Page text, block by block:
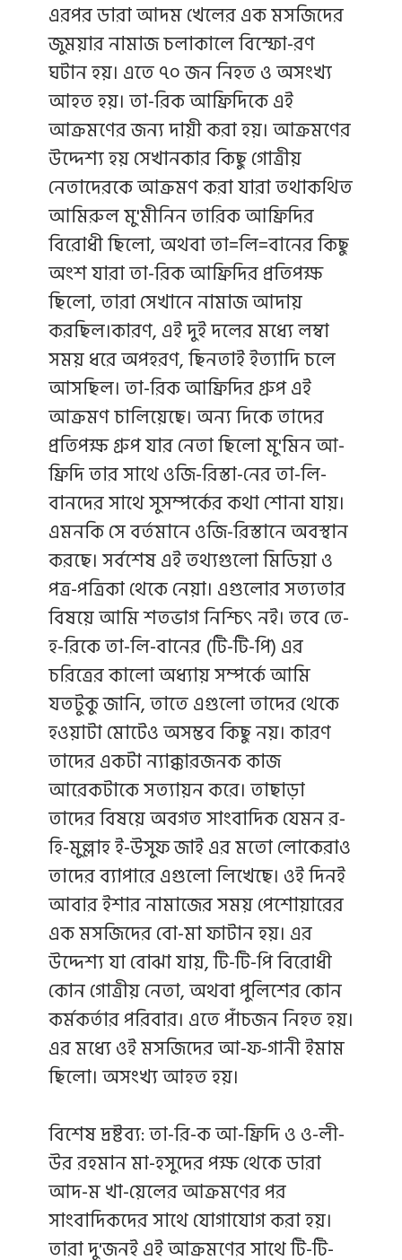
এরপর ডারা আদম খেলের এক মসজিদের
জুময়ার নামাজ চলাকালে বিস্ফো-রণ
ঘটান হয়। এতে ৭০ জন নিহত ও অসংখ্য
আহত হয়। তা-রিক আফ্রিদিকে এই
আক্রমণের জন্য দায়ী করা হয়। আক্রমণের
উদ্দেশ্য হয় সেখানকার কিছু গোত্রীয়
নেতাদেরকে আক্রমণ করা যারা তথাকথিত
আমিরুল মু'মীনিন তারিক আফ্রিদির
বিরোধী ছিলো, অথবা তা=লি=বানের কিছু
অংশ যারা তা-রিক আফ্রিদির প্রতিপক্ষ
ছিলো, তারা সেখানে নামাজ আদায়
করছিল।কারণ, এই দুই দলের মধ্যে লম্বা
সময় ধরে অপহরণ, ছিনতাই ইত্যাদি চলে
আসছিল। তা-রিক আফ্রিদির গ্রুপ এই
আক্রমণ চালিয়েছে। অন্য দিকে তাদের
প্রতিপক্ষ গ্রুপ যার নেতা ছিলো মু'মিন আ-
ফ্রিদি তার সাথে ওজি-রিস্তা-নের তা-লি-
বানদের সাথে সুসম্পর্কের কথা শোনা যায়।
এমনকি সে বর্তমানে ওজি-রিস্তানে অবস্থান
করছে। সর্বশেষ এই তথ্যগুলো মিডিয়া ও
পত্র-পত্রিকা থেকে নেয়া। এগুলোর সত্যতার
বিষয়ে আমি শতভাগ নিশ্চিৎ নই। তবে তে-
হ-রিকে তা-লি-বানের (টি-টি-পি) এর
চরিত্রের কালো অধ্যায় সম্পর্কে আমি
যতটুকু জানি, তাতে এগুলো তাদের থেকে
হওয়াটা মোটেও অসম্ভব কিছু নয়। কারণ
তাদের একটা ন্যাক্কারজনক কাজ
আরেকটাকে সত্যায়ন করে। তাছাড়া
তাদের বিষয়ে অবগত সাংবাদিক যেমন র-
হি-মুল্লাহ ই-উসুফ জাই এর মতো লোকেরাও
তাদের ব্যাপারে এগুলো লিখেছে। ওই দিনই
আবার ইশার নামাজের সময় পেশোয়ারের
এক মসজিদের বো-মা ফাটান হয়। এর
উদ্দেশ্য যা বোঝা যায়, টি-টি-পি বিরোধী
কোন গোত্রীয় নেতা, অথবা পুলিশের কোন
কর্মকর্তার পরিবার। এতে পাঁচজন নিহত হয়।
এর মধ্যে ওই মসজিদের আ-ফ-গানী ইমাম
ছিলো। অসংখ্য আহত হয়।
বিশেষ দ্রষ্টব্য: তা-রি-ক আ-ফ্রিদি ও ও-লী-
উর রহমান মা-হসুদের পক্ষ থেকে ডারা
আদ-ম খা-য়েলের আক্রমণের পর
সাংবাদিকদের সাথে যোগাযোগ করা হয়।
তারা দু'জনই এই আক্রমণের সাথে টি-টি-